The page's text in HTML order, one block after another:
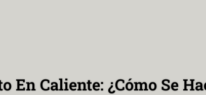
En Caliente: ¿Cómo Se